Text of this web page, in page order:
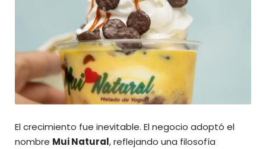
El crecimiento fue inevitable. El negocio adoptó el
nombre Mui Natural, reflejando una filosofía